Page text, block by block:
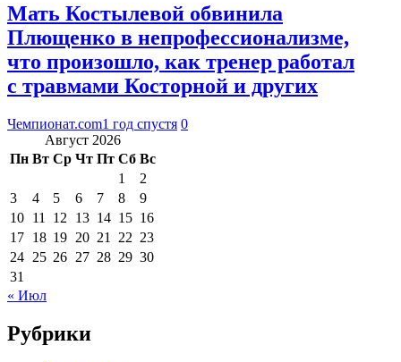
Мать Костылевой обвинила
Плющенко в непрофессионализме,
что произошло, как тренер работал
с травмами Косторной и других
Чемпионат.com1 год спустя 0
Август 2026
Пн Вт Ср Чт Пт Сб Вс
1
2
3
4 5 6 7 8
9
10 11 12 13 14 15 16
17 18 19 20 21 22 23
24 25 26 27 28 29 30
31
« Июл
Рубрики